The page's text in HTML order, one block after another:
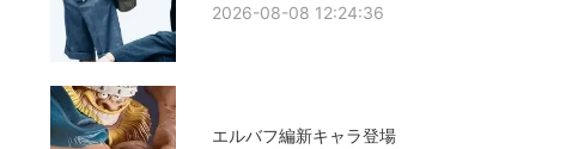
2026-08-08 12:24:36
エルバフ編新キャラ登場